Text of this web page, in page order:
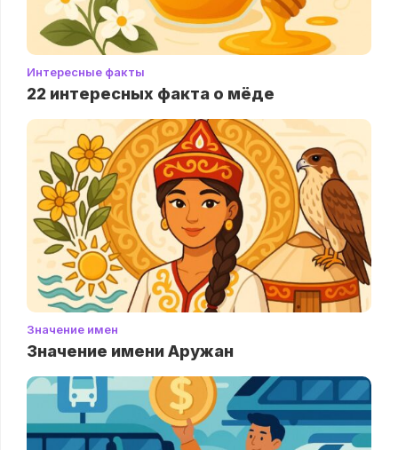
Интересные факты
22 интересных факта о мёде
Значение имен
Значение имени Аружан